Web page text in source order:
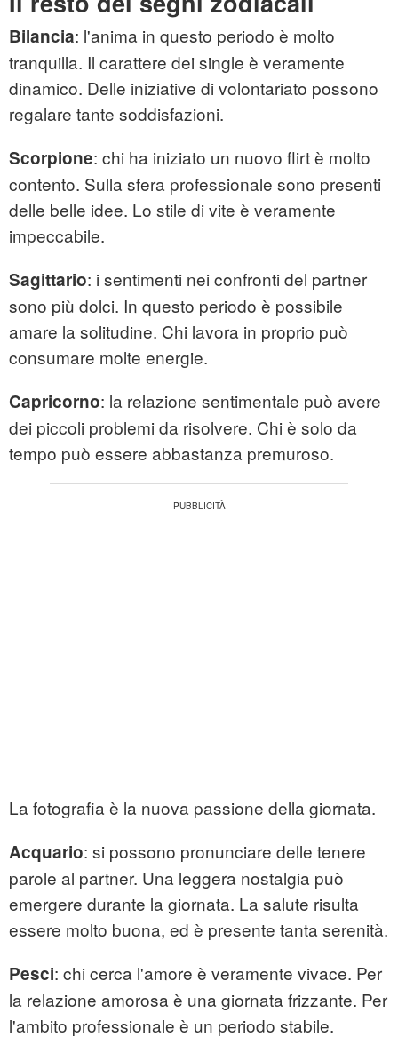
Bilancia: l'anima in questo periodo è molto
tranquilla. Il carattere dei single è veramente
dinamico. Delle iniziative di volontariato possono
regalare tante soddisfazioni.
Scorpione: chi ha iniziato un nuovo flirt è molto
contento. Sulla sfera professionale sono presenti
delle belle idee. Lo stile di vite è veramente
impeccabile.
Sagittario: i sentimenti nei confronti del partner
sono più dolci. In questo periodo è possibile
amare la solitudine. Chi lavora in proprio può
consumare molte energie.
Capricorno: la relazione sentimentale può avere
dei piccoli problemi da risolvere. Chi è solo da
tempo può essere abbastanza premuroso.
La fotografia è la nuova passione della giornata.
Acquario: si possono pronunciare delle tenere
parole al partner. Una leggera nostalgia può
emergere durante la giornata. La salute risulta
essere molto buona, ed è presente tanta serenità.
Pesci: chi cerca l'amore è veramente vivace. Per
la relazione amorosa è una giornata frizzante. Per
l'ambito professionale è un periodo stabile.